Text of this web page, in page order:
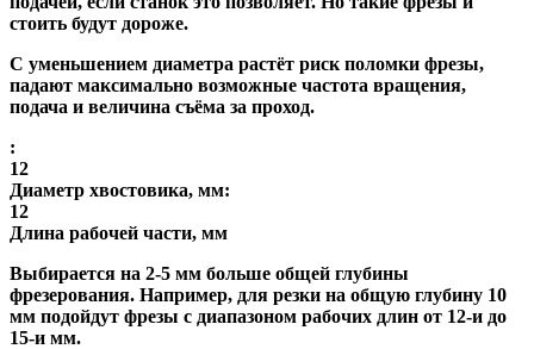
стоить будут дороже.
С уменьшением диаметра растёт риск поломки фрезы,
падают максимально возможные частота вращения,
подача и величина съёма за проход.
:
12
Диаметр хвостовика, мм:
12
Длина рабочей части, мм
Выбирается на 2-5 мм больше общей глубины
фрезерования. Например, для резки на общую глубину 10
мм подойдут фрезы с диапазоном рабочих длин от 12-и до
15-и мм.